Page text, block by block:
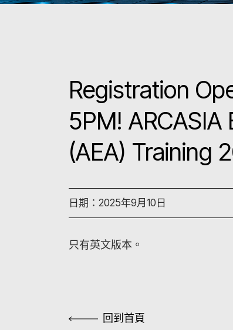
Registration
5PM!
(AEA) Training
日期：2025年9月10日
只有英文版本。
回到首頁